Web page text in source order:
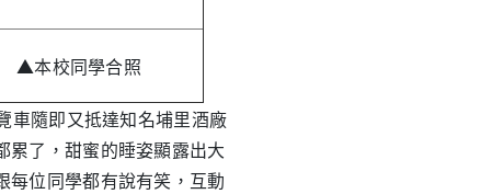
▲本校同學合照
隨即又抵達知名埔里酒廠
了，甜蜜的睡姿顯露出大
每位同學都有說有笑，互動